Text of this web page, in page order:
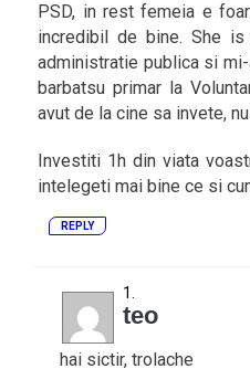
PSD, in rest femeia e
incredibil de bine. She
administratie publica si
barbatsu primar la
avut de la cine sa invete,
Investiti 1h din viata
intelegeti mai bine ce si
REPLY
teo
hai sictir, trolache